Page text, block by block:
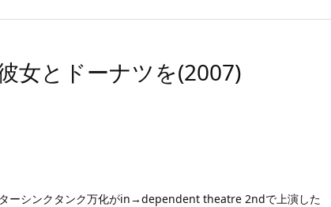
女とドーナツを(2007)
ーシンクタンク万化がin→dependent theatre 2ndで上演した